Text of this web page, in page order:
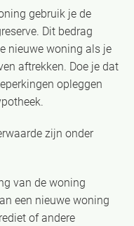
gebruik je de
Dit bedrag
nieuwe woning als je
aftrekken. Doe je dat
opleggen
zijn onder
van de woning
een nieuwe woning
of andere